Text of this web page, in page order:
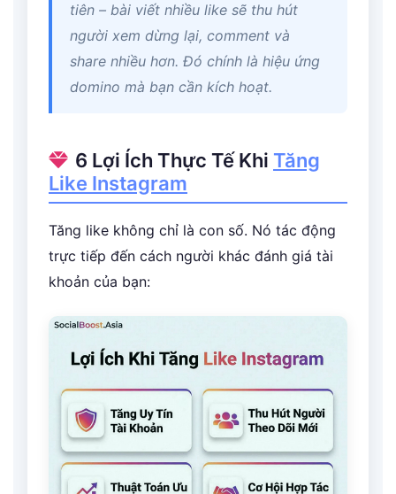
tiên – bài viết nhiều like sẽ thu hút
người xem dừng lại, comment và
share nhiều hơn. Đó chính là hiệu ứng
domino mà bạn cần kích hoạt.
6 Lợi Ích Thực Tế Khi Tăng
Like Instagram
Tăng like không chỉ là con số. Nó tác động
trực tiếp đến cách người khác đánh giá tài
khoản của bạn: